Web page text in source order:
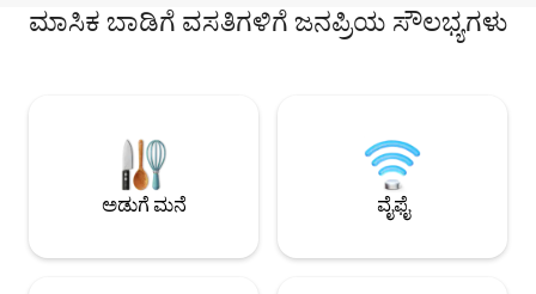
ಮಾಸಿಕ ಬಾಡಿಗೆ ವಸತಿಗಳಿಗೆ ಜನಪ್ರಿಯ ಸೌಲಭ್ಯಗಳು
ಅಡುಗೆ ಮನೆ ವೈಫೈ